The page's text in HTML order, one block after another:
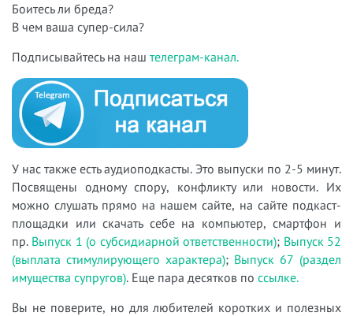
Боитесь ли бреда?
В чем ваша супер-сила?
Подписывайтесь на наш телеграм-канал.
У нас также есть аудиоподкасты. Это выпуски по 2-5 минут.
Посвящены одному спору, конфликту или новости. Их
можно слушать прямо на нашем сайте, на сайте подкаст-
площадки или скачать себе на компьютер, смартфон и
пр. Выпуск 1 (о субсидиарной ответственности); Выпуск 52
(выплата стимулирующего характера); Выпуск 67 (раздел
имущества супругов). Еще пара десятков по ссылке.
Вы не поверите, но для любителей коротких и полезных